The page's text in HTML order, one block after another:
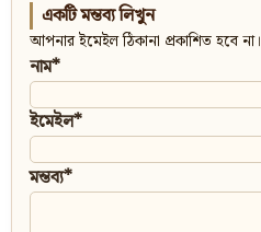
একটি মন্তব্য লিখুন
আপনার ইমেইল ঠিকানা প্রকাশিত হবে না।
নাম*
ইমেইল*
মন্তব্য*